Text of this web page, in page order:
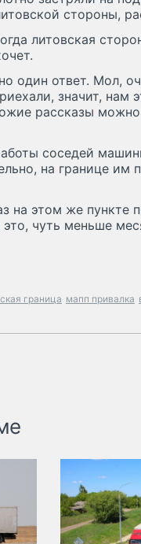
стороны,
литовская
один ответ. Мол,
значит, нам
рассказы
соседей
на границе им
этом же пункте
чуть меньше
граница мапп привалка